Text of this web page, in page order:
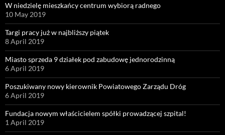
W niedzielę mieszkańcy centrum wybiorą radnego
10 May 2019
Targi pracy już w najbliższy piątek
8 April 2019
Miasto sprzeda 9 działek pod zabudowę jednorodzinną
6 April 2019
Poszukiwany nowy kierownik Powiatowego Zarządu Dróg
6 April 2019
Fundacja nowym właścicielem spółki prowadzącej szpital!
1 April 2019